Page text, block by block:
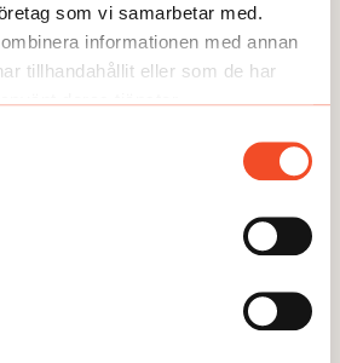
som vi samarbetar med.
informationen med annan
tillhandahållit eller som de har
deras tjänster.